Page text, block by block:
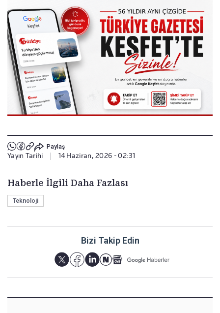
Paylaş
Yayın Tarihi 14 Haziran, 2026 - 02:31
Haberle İlgili Daha Fazlası
Teknoloji
Bizi Takip Edin